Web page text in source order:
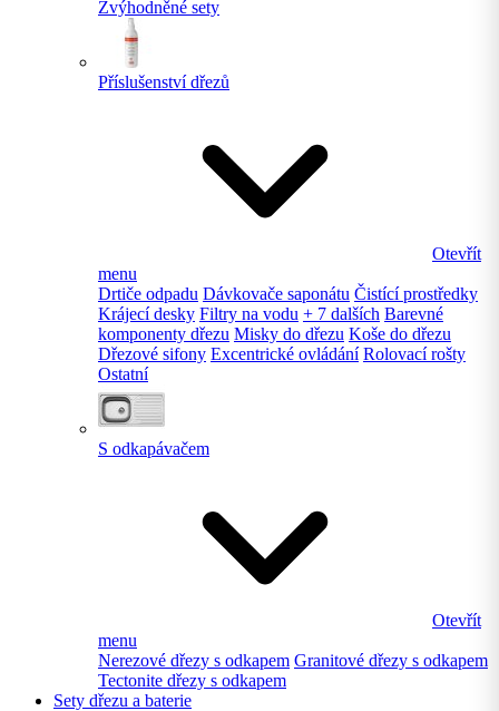
Zvýhodněné sety
Příslušenství dřezů
Otevřít
menu
Drtiče odpadu Dávkovače saponátu Čistící prostředky
Krájecí desky Filtry na vodu + 7 dalších Barevné
komponenty dřezu Misky do dřezu Koše do dřezu
Dřezové sifony Excentrické ovládání Rolovací rošty
Ostatní
S odkapávačem
Otevřít
menu
Nerezové dřezy s odkapem Granitové dřezy s odkapem
Tectonite dřezy s odkapem
Sety dřezu a baterie